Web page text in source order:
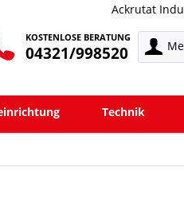
Ackrutat
KOSTENLOSE BERATUNG
04321/998520
Technik